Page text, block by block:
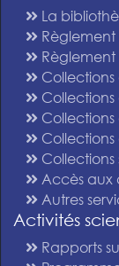
La
Règlement
Collections
Collections
Accès aux
Autres
Activités
Rapports